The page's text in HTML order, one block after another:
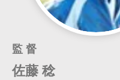
​監 督
佐藤 稔